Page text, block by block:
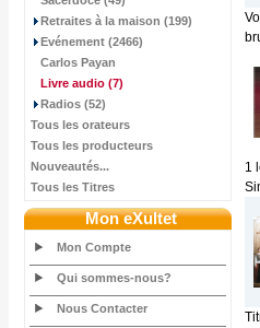
Retraites à la maison (199)
Evénement (2466)
Carlos Payan
Livre audio (7)
Radios (52)
Tous les orateurs
Tous les producteurs
Nouveautés...
Tous les Titres
Mon eXultet
Mon Compte
Qui sommes-nous?
Nous Contacter
1